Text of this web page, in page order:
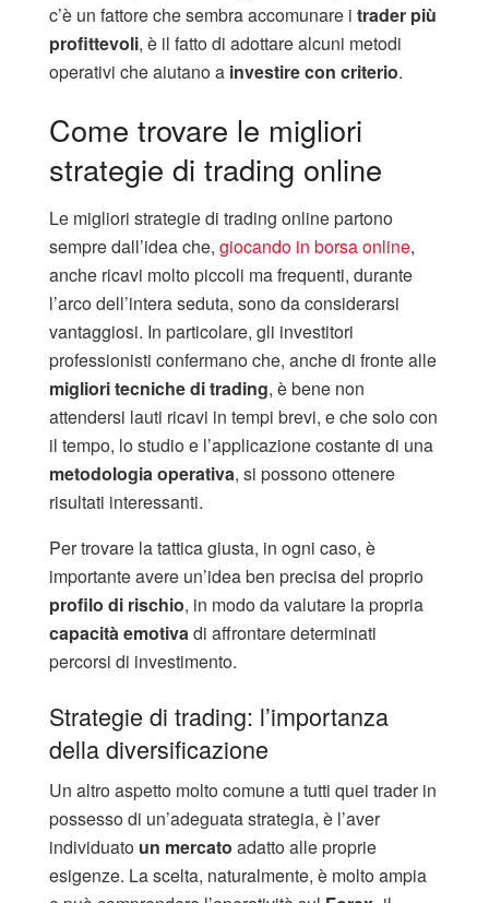
c’è un fattore che sembra accomunare i trader più
profittevoli, è il fatto di adottare alcuni metodi
operativi che aiutano a investire con criterio.
Come trovare le migliori
strategie di trading online
Le migliori strategie di trading online partono
sempre dall’idea che, giocando in borsa online,
anche ricavi molto piccoli ma frequenti, durante
l’arco dell’intera seduta, sono da considerarsi
vantaggiosi. In particolare, gli investitori
professionisti confermano che, anche di fronte alle
migliori tecniche di trading, è bene non
attendersi lauti ricavi in tempi brevi, e che solo con
il tempo, lo studio e l’applicazione costante di una
metodologia operativa, si possono ottenere
risultati interessanti.
Per trovare la tattica giusta, in ogni caso, è
importante avere un’idea ben precisa del proprio
profilo di rischio, in modo da valutare la propria
capacità emotivadi affrontare determinati
percorsi di investimento.
Strategie di trading: l’importanza
della diversificazione
Un altro aspetto molto comune a tutti quei trader in
possesso di un’adeguata strategia, è l’aver
individuato un mercato adatto alle proprie
esigenze. La scelta, naturalmente, è molto ampia